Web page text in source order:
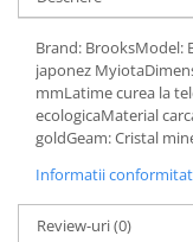
Brand: BrooksModel:
japonez
mmLatime curea la
ecologicaMaterial
goldGeam: Cristal
Informatii
Review-uri(0)